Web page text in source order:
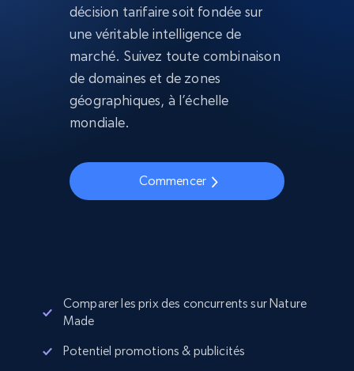
décision tarifaire soit fondée sur
une véritable intelligence de
marché. Suivez toute combinaison
de domaines et de zones
géographiques, à l’échelle
mondiale.
Commencer
Comparer les prix des concurrents sur Nature
Made
Potentiel promotions & publicités